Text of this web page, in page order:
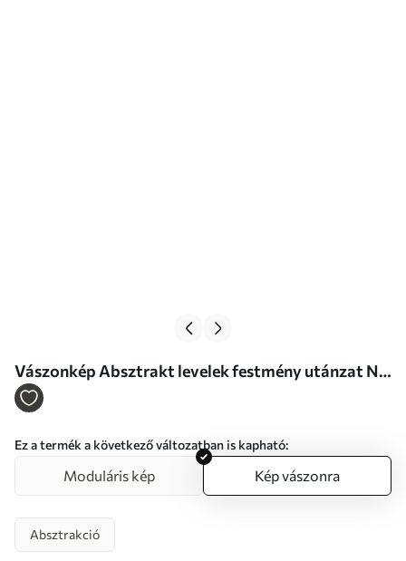
Vászonkép Absztrakt levelek festmény utánzat Nr
s46348
Ez a termék a következő változatban is kapható:
Moduláris kép Kép vászonra
Absztrakció